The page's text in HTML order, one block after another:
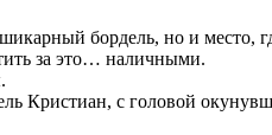
бордель, но и место,
за это… наличными.
Кристиан, с головой